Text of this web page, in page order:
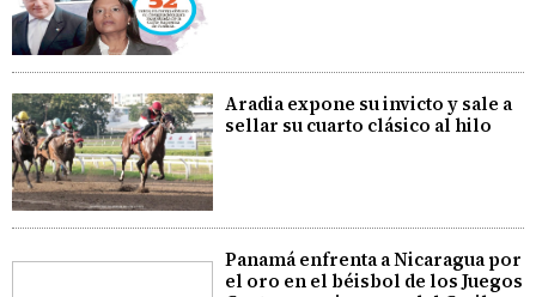
Aradia expone su invicto y sale a
sellar su cuarto clásico al hilo
Panamá enfrenta a Nicaragua por
el oro en el béisbol de los Juegos